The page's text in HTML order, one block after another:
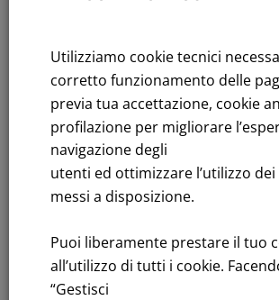
Bandi di gara: Ultimi bandi
FNM S.p.A.
Sede in Milano, Piazzale Cadorna, 14
fnm@legalmail.it
C.F.e P.IVA 00776140154
C.C.I.AA. Milano – REA 28331
Utilizziamo cookie tecnici
corretto funzionamento delle
previa tua accettazione, cookie
profilazione per migliorare
navigazione degli
utenti ed ottimizzare l’utilizzo dei
messi a disposizione.
Puoi liberamente prestare il tuo
all’utilizzo di tutti i cookie.
“Gestisci